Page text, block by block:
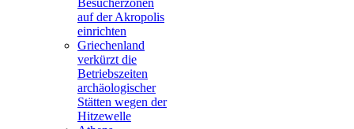
Besucherzonen
auf der Akropolis
einrichten
Griechenland
verkürzt die
Betriebszeiten
archäologischer
Stätten wegen der
Hitzewelle